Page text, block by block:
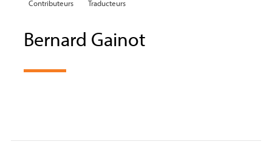
Contributeurs Traducteurs
Bernard Gainot